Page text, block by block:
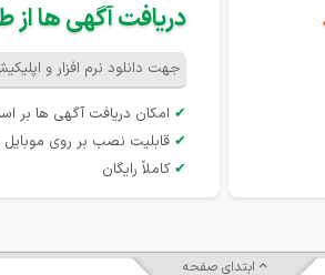
دریافت آگهی ها از
جهت دانلود نرم افزار و
✔ امکان دریافت آگهی ها بر
✔ قابلیت نصب بر روی موبایل
✔ کاملاً رایگان
ابتدای صفحه